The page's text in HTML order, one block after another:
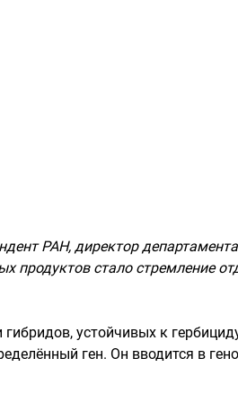
РАН, директор
стало стремление
устойчивых к
ген. Он вводится в